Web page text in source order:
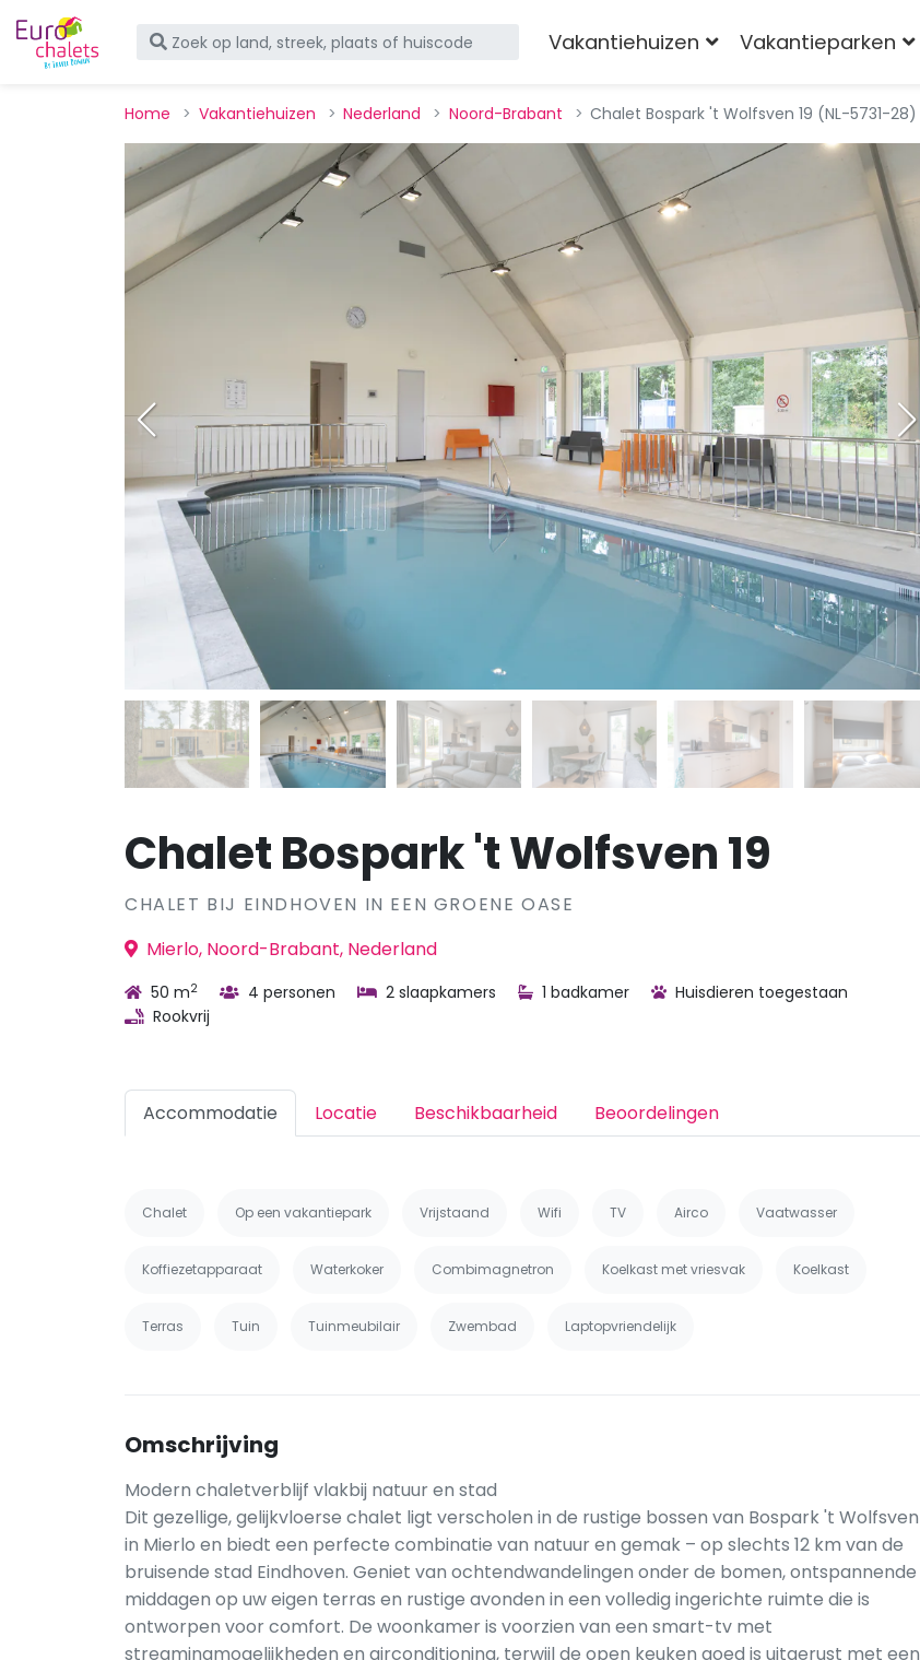
Vakantiehuizen Vakantieparken
Home Vakantiehuizen Nederland Noord-Brabant Chalet Bospark 't Wolfsven 19 (NL-5731-28)
Chalet Bospark 't Wolfsven 19
CHALET BIJ EINDHOVEN IN EEN GROENE OASE
Mierlo, Noord-Brabant, Nederland
50 m2 4 personen 2 slaapkamers 1 badkamer
Huisdieren toegestaan
Rookvrij
Accommodatie Locatie Beschikbaarheid Beoordelingen
Chalet Op een vakantiepark Vrijstaand Wifi TV Airco Vaatwasser
Koffiezetapparaat Waterkoker Combimagnetron Koelkast met vriesvak Koelkast
Terras Tuin Tuinmeubilair Zwembad Laptopvriendelijk
Omschrijving
Modern chaletverblijf vlakbij natuur en stad
Dit gezellige, gelijkvloerse chalet ligt verscholen in de rustige bossen van Bospark 't Wolfsven
in Mierlo en biedt een perfecte combinatie van natuur en gemak – op slechts 12 km van de
bruisende stad Eindhoven. Geniet van ochtendwandelingen onder de bomen, ontspannende
middagen op uw eigen terras en rustige avonden in een volledig ingerichte ruimte die is
ontworpen voor comfort. De woonkamer is voorzien van een smart-tv met
streamingmogelijkheden en airconditioning, terwijl de open keuken goed is uitgerust met een